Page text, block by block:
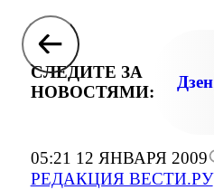
05:21 12 ЯНВАРЯ 2009
РЕДАКЦИЯ ВЕСТИ.РУ
СЛЕДИТЕ ЗА
НОВОСТЯМИ:
Дзен